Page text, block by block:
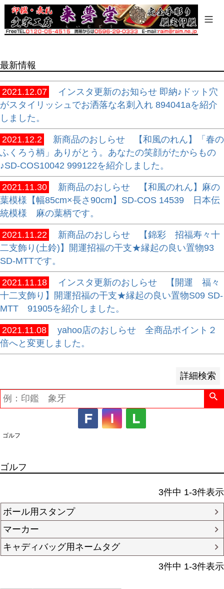
最新情報
2021.12.07
インスタ更新のお知らせ 即納♪ドット穴
がスタイリッシュでお洒落な名刺入れ 894041aを紹介
しました。
2021.12.2
新商品のおしらせ 【和風のれん】「春の
ふくろう柄」ありがとう。あなたの笑顔がたからもの
♪SD-COS10042 999122を紹介しました。
2021.11.30
新商品のおしらせ 【和風のれん】麻の
葉模様【幅85cm×長さ90cm】SD-COS 14539 日本伝
統模様 麻の葉柄です。
2021.11.22
新商品のおしらせ 【錦彩 招福寿々十
二支飾り(土鈴)】開運招福の干支★縁起の良い置物93
SD-MTTです。
2021.11.18
インスタ更新のおしらせ 【開運 福々
十二支飾り】開運招福の干支★縁起の良い置物S09 SD-
MTT 91905を紹介しました。
2021.11.08
yahoo店のおしらせ 全商品ポイント２
倍へと変更しました。
詳細検索
商品タグ
セール
翌日発送
在庫なし商品
在庫なし商品を表示しない
商品番号/JANコード
バンドル販売
予約商品
予約商品のみを表示
並び順
新着順
登録順
価格が安い順
価格が高い順
優先度順
レビュー順
キーワードヒット順
検索
ゴルフ
ゴルフ
3件中 1-3件表示
ボール用スタンプ
マーカー
キャディバッグ用ネームタグ
3件中 1-3件表示